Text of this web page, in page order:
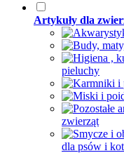
Artykuły dla
pieluchy
zwierząt
dla psów i